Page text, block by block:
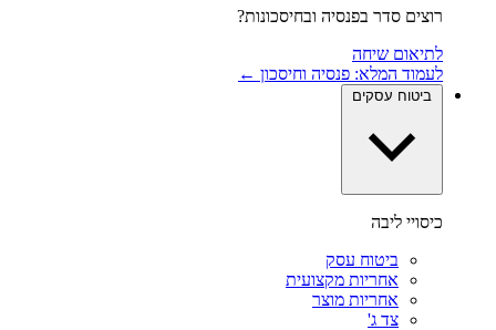
רוצים סדר בפנסיה ובחיסכונות?
לתיאום שיחה
לעמוד המלא: פנסיה וחיסכון ←
ביטוח עסקים
כיסויי ליבה
ביטוח עסק
אחריות מקצועית
אחריות מוצר
צד ג'